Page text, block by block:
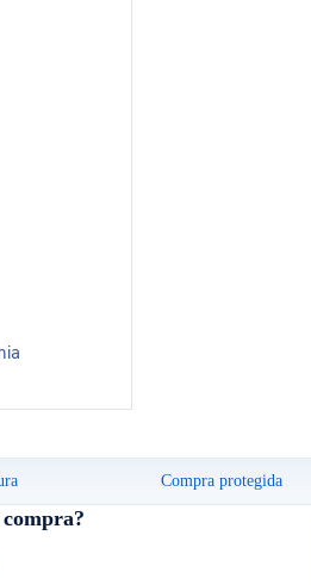
Compra protegida